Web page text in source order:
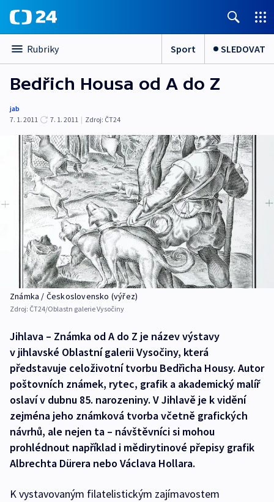
Rubriky Sport SLEDOVAT
Bedřich Housa od A do Z
jab
7. 1. 2011
7. 1. 2011 | Zdroj: ČT24
Známka / Československo (výřez)
Zdroj: ČT24/Oblastn galerie Vysočiny
Jihlava – Známka od A do Z je název výstavy
v jihlavské Oblastní galerii Vysočiny, která
představuje celoživotní tvorbu Bedřicha Housy. Autor
poštovních známek, rytec, grafik a akademický malíř
oslaví v dubnu 85. narozeniny. V Jihlavě je k vidění
zejména jeho známková tvorba včetně grafických
návrhů, ale nejen ta – návštěvníci si mohou
prohlédnout například i mědirytinové přepisy grafik
Albrechta Dürera nebo Václava Hollara.
K vystavovaným filatelistickým zajímavostem